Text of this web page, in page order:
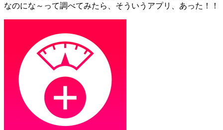
なのにな～って調べてみたら、そういうアプリ、あった！！